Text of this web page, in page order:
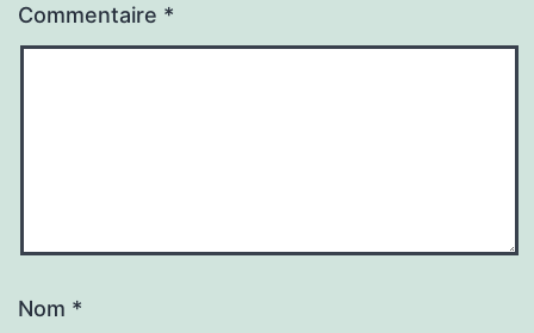
Commentaire *
Nom *